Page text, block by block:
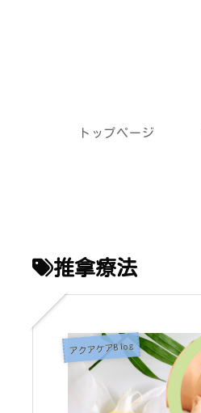
トップページ
推拿療法
アクアケアBlog